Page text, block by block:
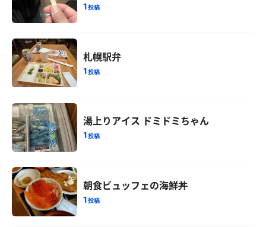
1投稿
札幌駅弁
1投稿
湯上りアイス ドミドミちゃん
1投稿
朝食ビュッフェの海鮮丼
1投稿